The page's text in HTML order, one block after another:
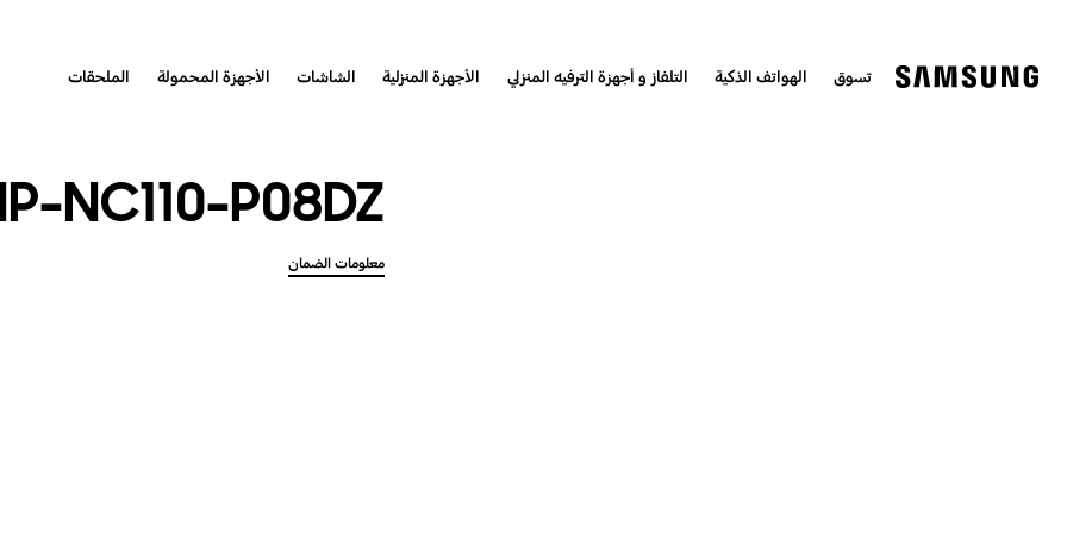
تسوق الهواتف الذكية التلفاز و أجهزة الترفيه المنزلي الأجهزة المنزلية الشاشات الأجهزة المحمولة الملحقات
NC110-P08DZ
معلومات الضمان